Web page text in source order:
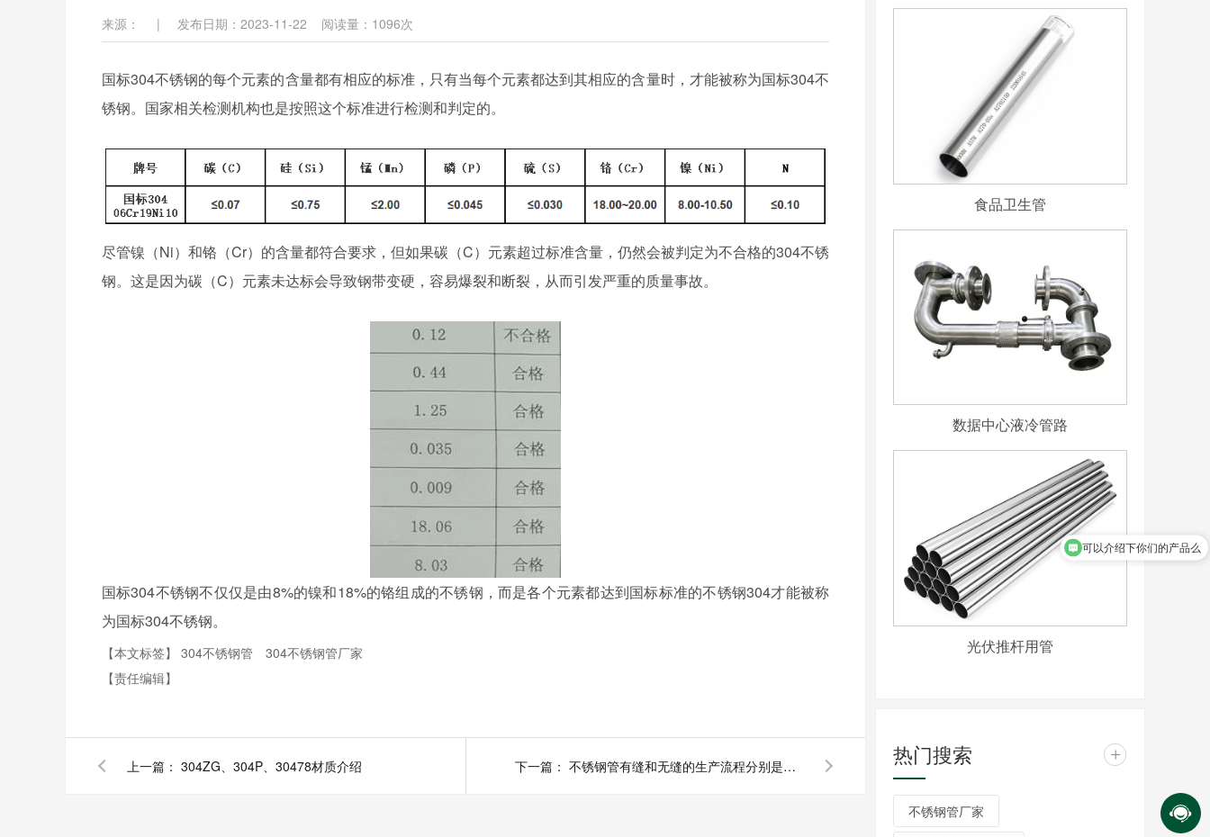
来源： | 发布日期：2023-11-22 阅读量： 1096次
国标304不锈钢的每个元素的含量都有相应的标准，只有当每个元素都达到其相应的含量时，才能被称为国标304不
锈钢。国家相关检测机构也是按照这个标准进行检测和判定的。
尽管镍（Ni）和铬（Cr）的含量都符合要求，但如果碳（C）元素超过标准含量，仍然会被判定为不合格的304不锈
钢。这是因为碳（C）元素未达标会导致钢带变硬，容易爆裂和断裂，从而引发严重的质量事故。
国标304不锈钢不仅仅是由8%的镍和18%的铬组成的不锈钢，而是各个元素都达到国标标准的不锈钢304才能被称
为国标304不锈钢。
【本文标签】 304不锈钢管
304不锈钢管厂家
【责任编辑】
上一篇： 304ZG、304P、30478材质介绍 下一篇： 不锈钢管有缝和无缝的生产流程分别是什么
食品卫生管
数据中心液冷管路
光伏推杆用管
热门搜索 +
不锈钢管厂家
可以介绍下你们的产品么